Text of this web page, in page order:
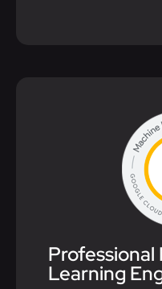
Professional
Learning